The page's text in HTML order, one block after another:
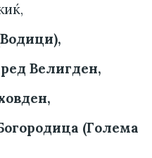
Велигден,
(Голема